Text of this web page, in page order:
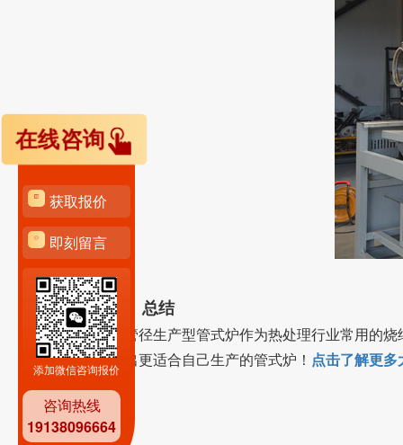
四、总结
大管径生产型管式炉作为热处理行业常用的
制出更适合自己生产的管式炉！ 点击了解更
在线咨询
获取报价
即刻留言
添加微信咨询报价
咨询热线
19138096664